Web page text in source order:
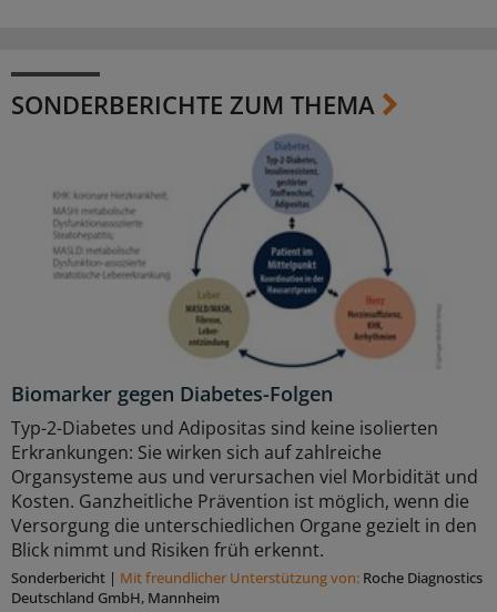
SONDERBERICHTE ZUM THEMA
Biomarker gegen Diabetes-Folgen
Typ-2-Diabetes und Adipositas sind keine isolierten
Erkrankungen: Sie wirken sich auf zahlreiche
Organsysteme aus und verursachen viel Morbidität und
Kosten. Ganzheitliche Prävention ist möglich, wenn die
Versorgung die unterschiedlichen Organe gezielt in den
Blick nimmt und Risiken früh erkennt.
Sonderbericht | Mit freundlicher Unterstützung von: Roche Diagnostics
Deutschland GmbH, Mannheim